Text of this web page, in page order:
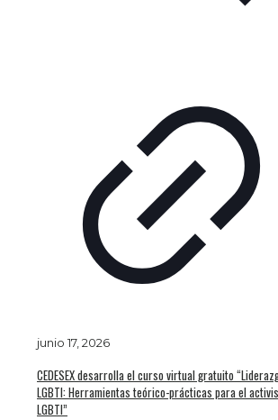
junio 17, 2026
CEDESEX desarrolla el curso virtual gratuito
LGBTI: Herramientas teórico-prácticas para el
LGBTI”